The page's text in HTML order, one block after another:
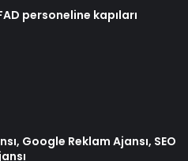
personeline kapıları
Google Reklam Ajansı, SEO